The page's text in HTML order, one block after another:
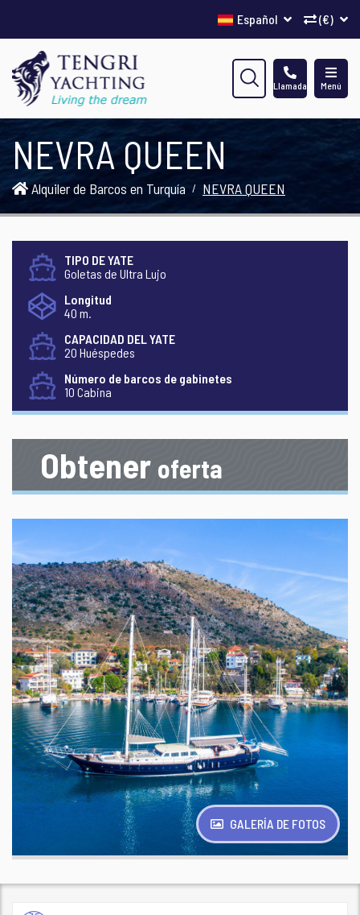
(€)
Español
Menú
Llamada
NEVRA QUEEN
Alquiler de Barcos en Turquía NEVRA QUEEN
TIPO DE YATE
Goletas de Ultra Lujo
Longitud
40 m.
CAPACIDAD DEL YATE
20 Huéspedes
Número de barcos de gabinetes
10 Cabina
Obtener oferta
GALERÍA DE FOTOS